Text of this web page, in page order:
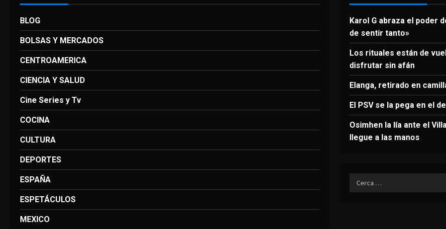
BLOG
BOLSAS Y MERCADOS
CENTROAMERICA
CIENCIA Y SALUD
Cine Series y Tv
COCINA
CULTURA
DEPORTES
ESPAÑA
ESPETÁCULOS
MEXICO
Karol G abraza el poder
de sentir tanto»
Los rituales están de
disfrutar sin afán
Elanga, retirado en
El PSV se la pega en el
Osimhen la lía ante el
llegue a las manos
Ricerca
per: